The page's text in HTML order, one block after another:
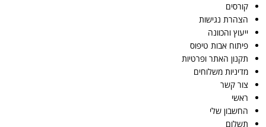
קורסים
הצהרת נגישות
ייעוץ והכוונה
פיתוח אבות טיפוס
תקנון האתר ופרטיות
מדיניות משלוחים
צור קשר
ראשי
החשבון שלי
תשלום